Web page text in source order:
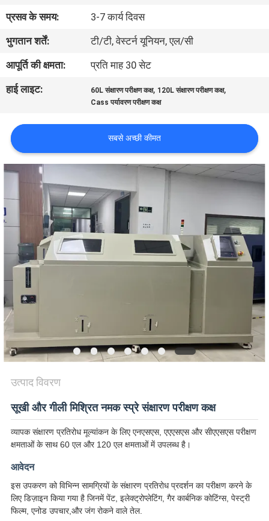
नियंत्रण
संपर्क
करें
एक
उद्धरण
की
विनती
करे
VR
SHOW
SITEMAP
PRIVACY
POLICY
प्रसव के समय:
3-7 कार्य दिवस
भुगतान शर्तें:
टी/टी, वेस्टर्न यूनियन, एल/सी
आपूर्ति की क्षमता:
प्रति माह 30 सेट
हाई लाइट:
60L संक्षारण परीक्षण कक्ष, 120L संक्षारण परीक्षण कक्ष,
Cass पर्यावरण परीक्षण कक्ष
सबसे अच्छी कीमत
उत्पाद विवरण
सूखी और गीली मिश्रित नमक स्प्रे संक्षारण परीक्षण कक्ष
व्यापक संक्षारण प्रतिरोध मूल्यांकन के लिए एनएसएस, एएएसएस और सीएएसएस परीक्षण
क्षमताओं के साथ 60 एल और 120 एल क्षमताओं में उपलब्ध है।
आवेदन
इस उपकरण को विभिन्न सामग्रियों के संक्षारण प्रतिरोध प्रदर्शन का परीक्षण करने के
लिए डिज़ाइन किया गया है जिनमें पेंट, इलेक्ट्रोप्लेटिंग, गैर कार्बनिक कोटिंग्स, पेस्ट्री
फिल्म, एनोड उपचार,और जंग रोकने वाले तेल.